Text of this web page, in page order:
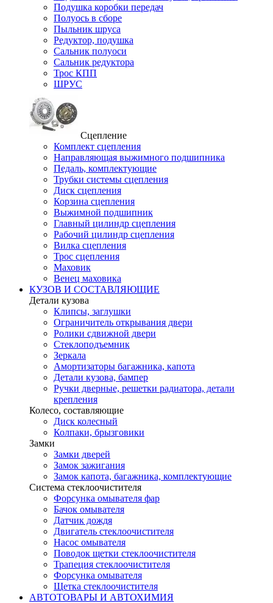
Подушка коробки передач
Полуось в сборе
Пыльник шруса
Редуктор, подушка
Сальник полуоси
Сальник редуктора
Трос КПП
ШРУС
Сцепление
Комплект сцепления
Направляющая выжимного подшипника
Педаль, комплектующие
Трубки системы сцепления
Диск сцепления
Корзина сцепления
Выжимной подшипник
Главный цилиндр сцепления
Рабочий цилиндр сцепления
Вилка сцепления
Трос сцепления
Маховик
Венец маховика
КУЗОВ И СОСТАВЛЯЮЩИЕ
Детали кузова
Клипсы, заглушки
Ограничитель открывания двери
Ролики сдвижной двери
Стеклоподъемник
Зеркала
Амортизаторы багажника, капота
Детали кузова, бампер
Ручки дверные, решетки радиатора, детали
крепления
Колесо, составляющие
Диск колесный
Колпаки, брызговики
Замки
Замки дверей
Замок зажигания
Замок капота, багажника, комплектующие
Система стеклоочистителя
Форсунка омывателя фар
Бачок омывателя
Датчик дождя
Двигатель стеклоочистителя
Насос омывателя
Поводок щетки стеклоочистителя
Трапеция стеклоочистителя
Форсунка омывателя
Щетка стеклоочистителя
АВТОТОВАРЫ И АВТОХИМИЯ